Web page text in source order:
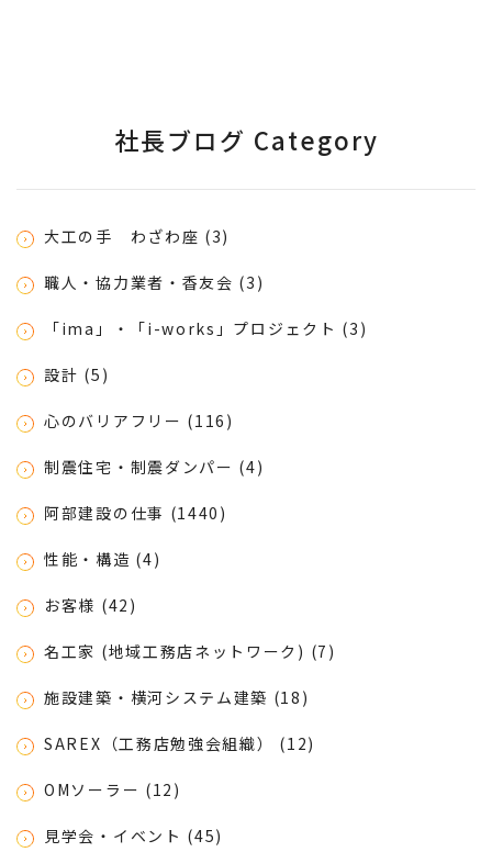
社長ブログ Category
大工の手 わざわ座 (3)
職人・協力業者・香友会 (3)
「ima」・「i-works」プロジェクト (3)
設計 (5)
心のバリアフリー (116)
制震住宅・制震ダンパー (4)
阿部建設の仕事 (1440)
性能・構造 (4)
お客様 (42)
名工家 (地域工務店ネットワーク) (7)
施設建築・横河システム建築 (18)
SAREX（工務店勉強会組織） (12)
OMソーラー (12)
見学会・イベント (45)